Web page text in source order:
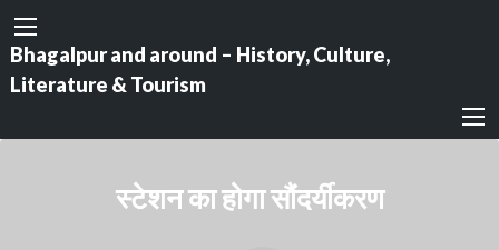
Bhagalpur and around – History, Culture,
Literature & Tourism
स्टेशन का होगा सौंदर्यीकरण